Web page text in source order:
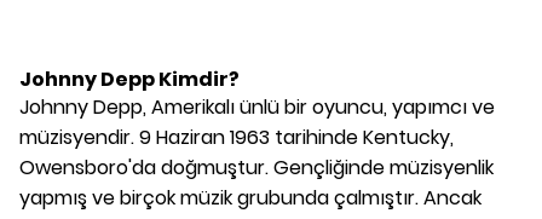
Johnny Depp Kimdir?
Johnny Depp, Amerikalı ünlü bir oyuncu, yapımcı ve
müzisyendir. 9 Haziran 1963 tarihinde Kentucky,
Owensboro'da doğmuştur. Gençliğinde müzisyenlik
yapmış ve birçok müzik grubunda çalmıştır. Ancak